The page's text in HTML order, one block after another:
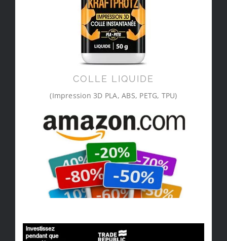
COLLE LIQUIDE
(Impression 3D PLA, ABS, PETG, TPU)